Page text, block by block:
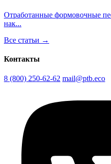
Отработанные формовочные
нак...
Все статьи →
Контакты
8 (800) 250-62-62 mail@ptb.eco